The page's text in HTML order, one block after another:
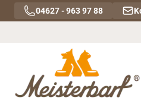
Direkt zum Inhalt
04627 - 963 97 88